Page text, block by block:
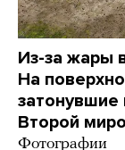
Из-за жары
На
Второй
Фотографии